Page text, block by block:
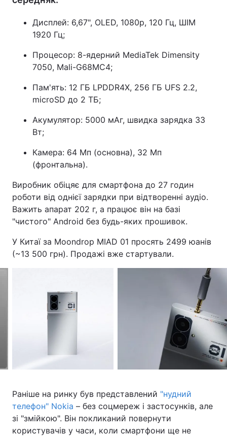
Дисплей: 6,67", OLED, 1080p, 120 Гц, ШІМ
1920 Гц;
Процесор: 8-ядерний MediaTek Dimensity
7050, Mali-G68MC4;
Пам'ять: 12 ГБ LPDDR4X, 256 ГБ UFS 2.2,
microSD до 2 ТБ;
Акумулятор: 5000 мАг, швидка зарядка 33
Вт;
Камера: 64 Мп (основна), 32 Мп
(фронтальна).
Виробник обіцяє для смартфона до 27 годин
роботи від однієї зарядки при відтворенні аудіо.
Важить апарат 202 г, а працює він на базі
"чистого" Android без будь-яких прошивок.
У Китаї за Moondrop MIAD 01 просять 2499 юанів
(~13 500 грн). Продажі вже стартували.
Раніше на ринку був представлений "нудний
телефон" Nokia – без соцмереж і застосунків, але
зі "змійкою". Він покликаний повернути
користувачів у часи, коли смартфони ще не